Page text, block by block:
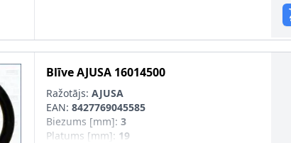
017.655
BlīveAJUSA 16014500
Ražotājs: AJUSA
EAN: 8427769045585
Biezums [mm]: 3
Platums [mm]: 19